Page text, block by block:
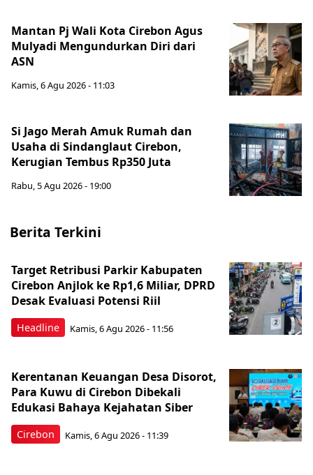
Mantan Pj Wali Kota Cirebon Agus
Mulyadi Mengundurkan Diri dari
ASN
Kamis, 6 Agu 2026 - 11:03
Si Jago Merah Amuk Rumah dan
Usaha di Sindanglaut Cirebon,
Kerugian Tembus Rp350 Juta
Rabu, 5 Agu 2026 - 19:00
Berita Terkini
Headline
Target Retribusi Parkir Kabupaten
Cirebon Anjlok ke Rp1,6 Miliar, DPRD
Desak Evaluasi Potensi Riil
Kamis, 6 Agu 2026 - 11:56
Cirebon
Kerentanan Keuangan Desa Disorot,
Para Kuwu di Cirebon Dibekali
Edukasi Bahaya Kejahatan Siber
Kamis, 6 Agu 2026 - 11:39